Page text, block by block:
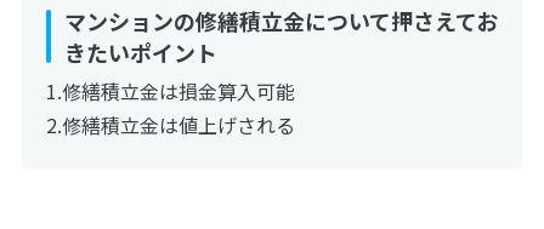
マンションの修繕積立金について押さえてお
きたいポイント
修繕積立金は損金算入可能
修繕積立金は値上げされる